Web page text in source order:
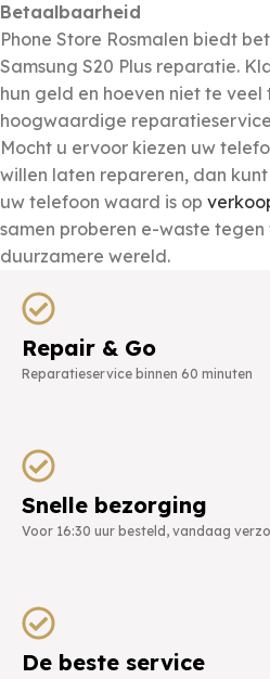
Betaalbaarheid
Phone Store Rosmalen biedt
Samsung S20 Plus reparatie.
hun geld en hoeven niet te
hoogwaardige
Mocht u ervoor kiezen uw
willen laten repareren, dan
uw telefoon waard is op
samen proberen e-waste
duurzamere wereld.
Repair & Go
Reparatieservice binnen 60 minuten
Snelle bezorging
Voor 16:30 uur besteld, vandaag
De beste service